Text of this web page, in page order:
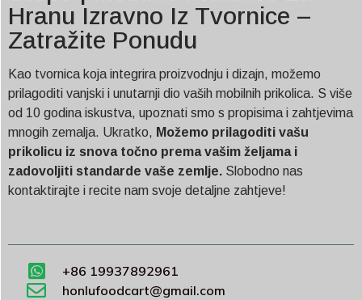
Hranu Izravno Iz Tvornice –
Zatražite Ponudu
Kao tvornica koja integrira proizvodnju i dizajn, možemo
prilagoditi vanjski i unutarnji dio vaših mobilnih prikolica. S više
od 10 godina iskustva, upoznati smo s propisima i zahtjevima
mnogih zemalja. Ukratko, Možemo prilagoditi vašu
prikolicu iz snova točno prema vašim željama i
zadovoljiti standarde vaše zemlje. Slobodno nas
kontaktirajte i recite nam svoje detaljne zahtjeve!
+86 19937892961
honlufoodcart@gmail.com